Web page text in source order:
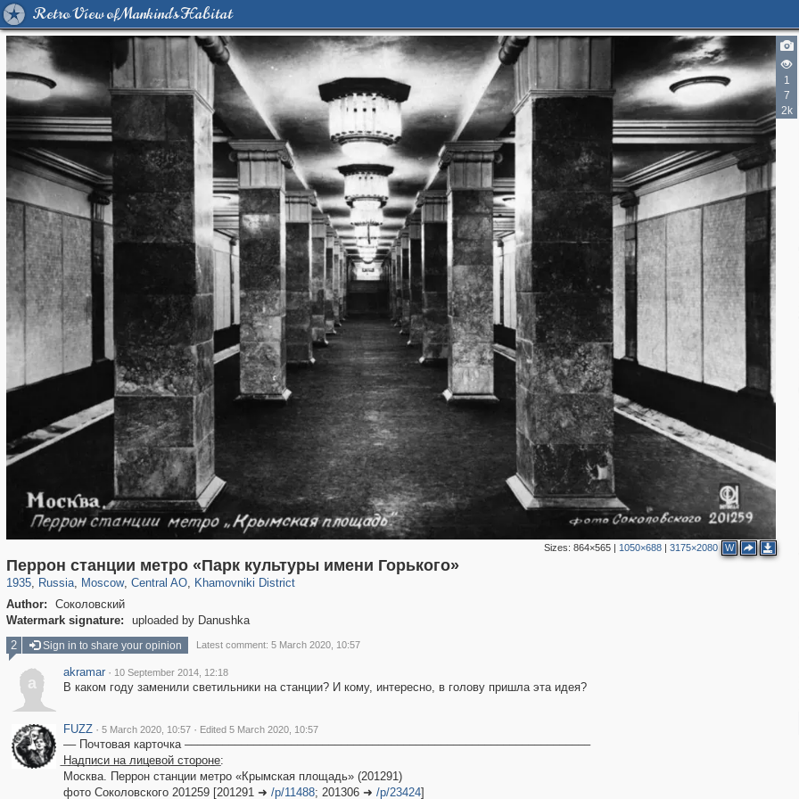
Retro View of Mankind's Habitat
1
7
2k
Sizes: 864×565| 1050×688| 3175×2080 W
Перрон станции метро «Парк культуры имени Горького»
1935, Russia
1,407,361 29,248
, Moscow
319,882 8,286
, Central AO
160,021 5,916
, Khamovniki District
19,395 722
Author:
Соколовский
Watermark signature:
uploaded by Danushka
2
2 Sign in to share your opinion Latest comment: 5 March 2020, 10:57
a
akramar · 10 September 2014, 12:18
В каком году заменили светильники на станции? И кому, интересно, в голову пришла эта идея?
FUZZ · 5 March 2020, 10:57 · Edited 5 March 2020, 10:57
–– Почтовая карточка –––––––––––––––––––––––––––––––––––––––––––––––––––––––––––––––––
͟Н͟а͟д͟п͟и͟с͟и͟ ͟н͟а͟ ͟л͟и͟ц͟е͟в͟о͟й͟ ͟с͟т͟о͟р͟о͟н͟е:
Москва. Перрон станции метро «Крымская площадь» (201291)
фото Соколовского 201259 [201291 ➜ /p/11488; 201306 ➜ /p/23424]